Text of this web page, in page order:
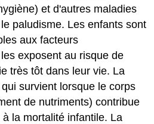
et d'autres maladies
paludisme. Les enfants sont
aux facteurs
exposent au risque de
très tôt dans leur vie. La
survient lorsque le corps
de nutriments) contribue
la mortalité infantile. La